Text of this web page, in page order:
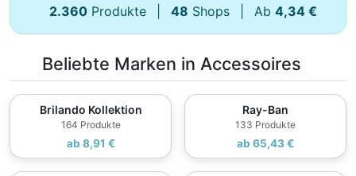
2.360 Produkte 48 Shops Ab 4,34 €
Beliebte Marken in Accessoires
Brilando Kollektion
164 Produkte
ab 8,91 €
Ray-Ban
133 Produkte
ab 65,43 €